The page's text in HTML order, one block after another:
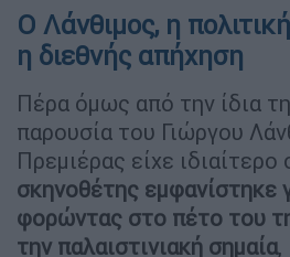
Ο Λάνθιμος, η
η διεθνής απήχηση
Πέρα όμως από την ίδια
παρουσία του Γιώργου
Πρεμιέρας είχε
σκηνοθέτης εμφανίστηκε
φορώντας στο πέτο του
την παλαιστινιακή σημαία,